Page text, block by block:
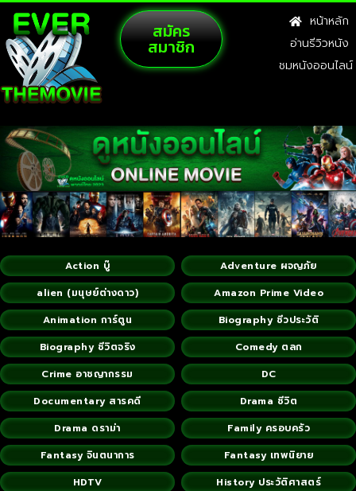
สมัคร
สมาชิก
หน้าหลัก
อ่านรีวิวหนัง
ชมหนังออนไลน์
Action บู๊
Adventure ผจญภัย
alien (มนุษย์ต่างดาว)
Amazon Prime Video
Animation การ์ตูน
Biography ชีวประวัติ
Biography ชีวิตจริง
Comedy ตลก
Crime อาชญากรรม
DC
Documentary สารคดี
Drama ชีวิต
Drama ดราม่า
Family ครอบครัว
Fantasy จินตนาการ
Fantasy เทพนิยาย
HDTV
History ประวัติศาสตร์